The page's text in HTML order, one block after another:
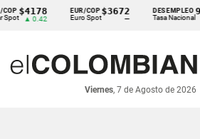
0.42
EUR/COP
Euro Spot
$3672
—
DESEMPLEO
Tasa Nacional
9,9 %
▼ 0.30
Viernes, 7 de Agosto de 2026